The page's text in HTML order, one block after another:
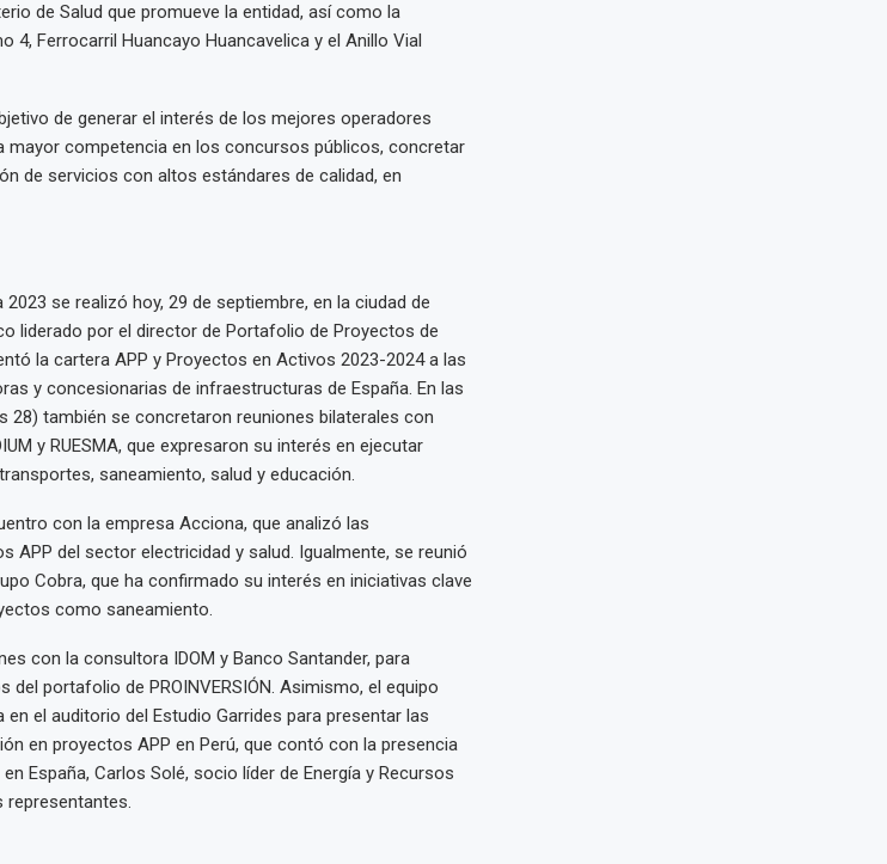
de Salud que promueve la entidad, así como la
4, Ferrocarril Huancayo Huancavelica y el Anillo Vial
de generar el interés de los mejores operadores
mayor competencia en los concursos públicos, concretar
de servicios con altos estándares de calidad, en
se realizó hoy, 29 de septiembre, en la ciudad de
liderado por el director de Portafolio de Proyectos de
la cartera APP y Proyectos en Activos 2023-2024 a las
y concesionarias de infraestructuras de España. En las
28) también se concretaron reuniones bilaterales con
y RUESMA, que expresaron su interés en ejecutar
saneamiento, salud y educación.
con la empresa Acciona, que analizó las
APP del sector electricidad y salud. Igualmente, se reunió
Cobra, que ha confirmado su interés en iniciativas clave
como saneamiento.
con la consultora IDOM y Banco Santander, para
portafolio de PROINVERSIÓN. Asimismo, el equipo
el auditorio del Estudio Garrides para presentar las
en proyectos APP en Perú, que contó con la presencia
España, Carlos Solé, socio líder de Energía y Recursos
representantes.